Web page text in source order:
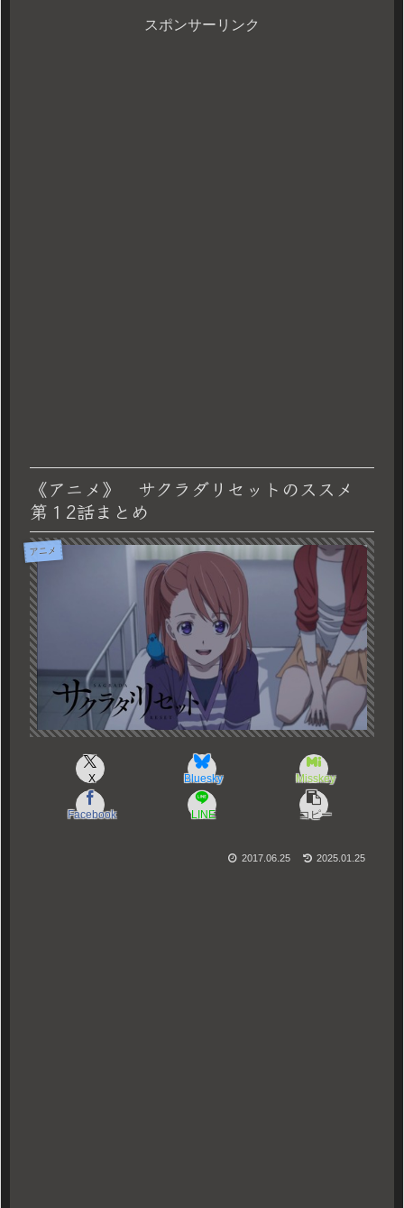
スポンサーリンク
《アニメ》 サクラダリセットのススメ
第１2話まとめ
アニメ
X Bluesky Misskey
Facebook LINE コピー
2017.06.25 2025.01.25